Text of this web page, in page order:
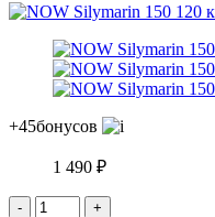
+45бонусов
1 490 ₽
-
+